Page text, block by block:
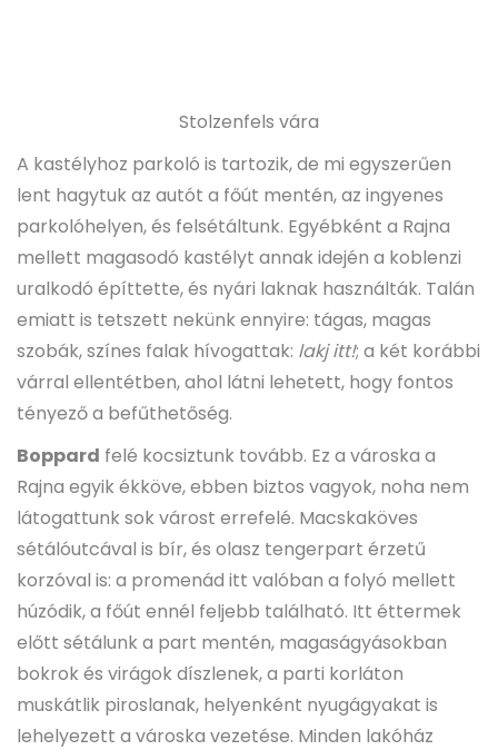
Stolzenfels vára
A kastélyhoz parkoló is tartozik, de mi egyszerűen
lent hagytuk az autót a főút mentén, az ingyenes
parkolóhelyen, és felsétáltunk. Egyébként a Rajna
mellett magasodó kastélyt annak idején a koblenzi
uralkodó építtette, és nyári laknak használták. Talán
emiatt is tetszett nekünk ennyire: tágas, magas
szobák, színes falak hívogattak: lakj itt!; a két korábbi
várral ellentétben, ahol látni lehetett, hogy fontos
tényező a befűthetőség.
Boppard felé kocsiztunk tovább. Ez a városka a
Rajna egyik ékköve, ebben biztos vagyok, noha nem
látogattunk sok várost errefelé. Macskaköves
sétálóutcával is bír, és olasz tengerpart érzetű
korzóval is: a promenád itt valóban a folyó mellett
húzódik, a főút ennél feljebb található. Itt éttermek
előtt sétálunk a part mentén, magaságyásokban
bokrok és virágok díszlenek, a parti korláton
muskátlik piroslanak, helyenként nyugágyakat is
lehelyezett a városka vezetése. Minden lakóház